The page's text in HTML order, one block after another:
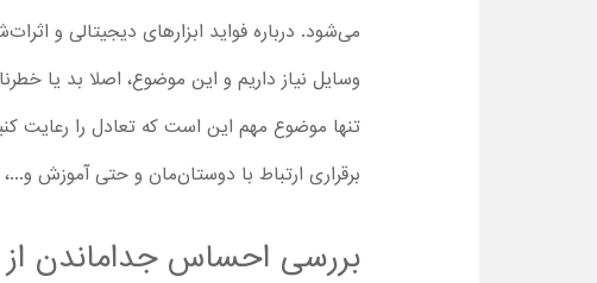
می‌شود. درباره فواید ابزارهای دیجیتالی و
وسایل نیاز داریم و این موضوع، اصلا بد یا
تنها موضوع مهم این است که تعادل را رعایت
برقراری ارتباط با دوستان‌مان و حتی آموزش
بررسی احساس جداماندن